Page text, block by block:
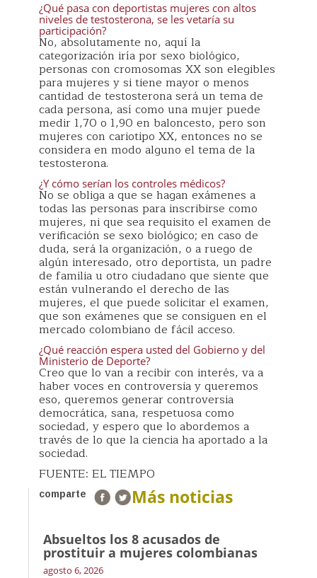
¿Qué pasa con deportistas mujeres con altos
niveles de testosterona, se les vetaría su
participación?
No, absolutamente no, aquí la
categorización iría por sexo biológico,
personas con cromosomas XX son elegibles
para mujeres y si tiene mayor o menos
cantidad de testosterona será un tema de
cada persona, así como una mujer puede
medir 1,70 o 1,90 en baloncesto, pero son
mujeres con cariotipo XX, entonces no se
considera en modo alguno el tema de la
testosterona.
¿Y cómo serían los controles médicos?
No se obliga a que se hagan exámenes a
todas las personas para inscribirse como
mujeres, ni que sea requisito el examen de
verificación se sexo biológico; en caso de
duda, será la organización, o a ruego de
algún interesado, otro deportista, un padre
de familia u otro ciudadano que siente que
están vulnerando el derecho de las
mujeres, el que puede solicitar el examen,
que son exámenes que se consiguen en el
mercado colombiano de fácil acceso.
¿Qué reacción espera usted del Gobierno y del
Ministerio de Deporte?
Creo que lo van a recibir con interés, va a
haber voces en controversia y queremos
eso, queremos generar controversia
democrática, sana, respetuosa como
sociedad, y espero que lo abordemos a
través de lo que la ciencia ha aportado a la
sociedad.
FUENTE: EL TIEMPO
comparte Más noticias
Absueltos los 8 acusados de
prostituir a mujeres colombianas
agosto 6, 2026